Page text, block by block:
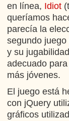
en línea, Idiot
queríamos
parecía la
segundo
y su
adecuado
más jóvenes.
El juego está
con jQuery
gráficos